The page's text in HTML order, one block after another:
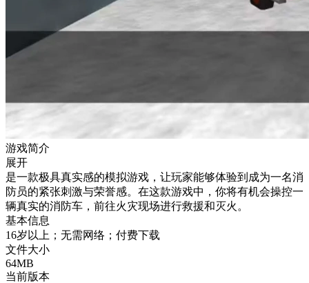
游戏简介
展开
是一款极具真实感的模拟游戏，让玩家能够体验到成为一名消
防员的紧张刺激与荣誉感。在这款游戏中，你将有机会操控一
辆真实的消防车，前往火灾现场进行救援和灭火。
基本信息
16岁以上；无需网络；付费下载
文件大小
64MB
当前版本